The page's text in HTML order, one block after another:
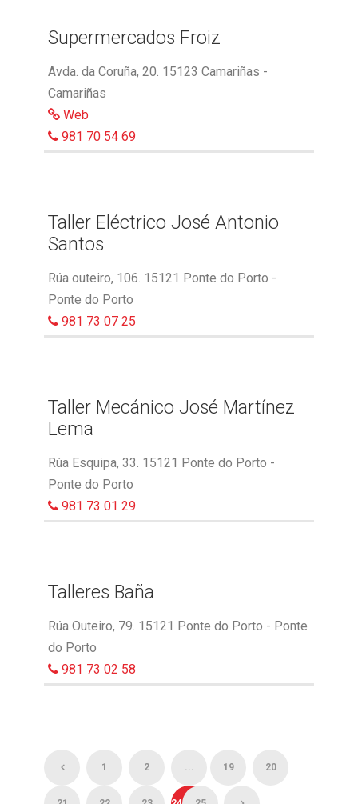
Supermercados Froiz
Avda. da Coruña, 20. 15123 Camariñas -
Camariñas
Web
981 70 54 69
Taller Eléctrico José Antonio
Santos
Rúa outeiro, 106. 15121 Ponte do Porto -
Ponte do Porto
981 73 07 25
Taller Mecánico José Martínez
Lema
Rúa Esquipa, 33. 15121 Ponte do Porto -
Ponte do Porto
981 73 01 29
Talleres Baña
Rúa Outeiro, 79. 15121 Ponte do Porto - Ponte
do Porto
981 73 02 58
1 2 ... 19 20